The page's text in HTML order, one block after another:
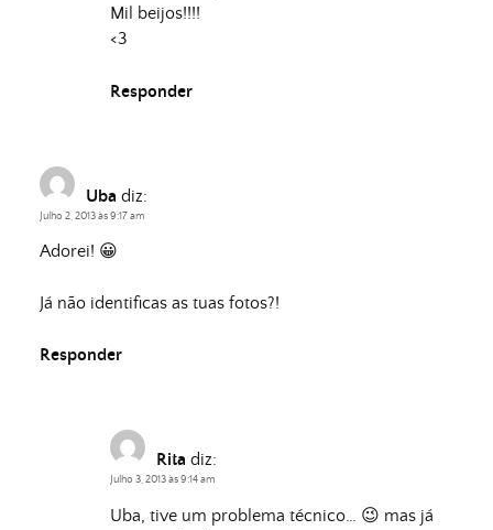
Mil beijos!!!!
<3
Responder
Uba diz:
Julho 2, 2013 às 9:17 am
Adorei! 😀
Já não identificas as tuas fotos?!
Responder
Rita diz:
Julho 3, 2013 às 9:14 am
Uba, tive um problema técnico… 😉 mas já